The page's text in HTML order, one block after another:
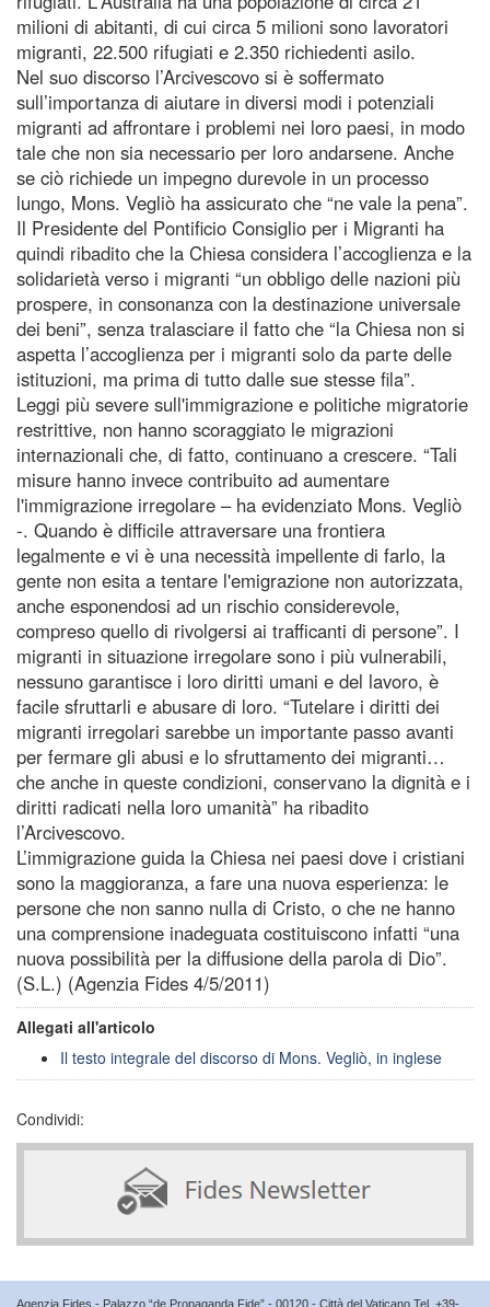
milioni di abitanti, di cui circa 5 milioni sono lavoratori
migranti, 22.500 rifugiati e 2.350 richiedenti asilo.
Nel suo discorso l’Arcivescovo si è soffermato
sull’importanza di aiutare in diversi modi i potenziali
migranti ad affrontare i problemi nei loro paesi, in modo
tale che non sia necessario per loro andarsene. Anche
se ciò richiede un impegno durevole in un processo
lungo, Mons. Vegliò ha assicurato che “ne vale la pena”.
Il Presidente del Pontificio Consiglio per i Migranti ha
quindi ribadito che la Chiesa considera l’accoglienza e la
solidarietà verso i migranti “un obbligo delle nazioni più
prospere, in consonanza con la destinazione universale
dei beni”, senza tralasciare il fatto che “la Chiesa non si
aspetta l’accoglienza per i migranti solo da parte delle
istituzioni, ma prima di tutto dalle sue stesse fila”.
Leggi più severe sull'immigrazione e politiche migratorie
restrittive, non hanno scoraggiato le migrazioni
internazionali che, di fatto, continuano a crescere. “Tali
misure hanno invece contribuito ad aumentare
l'immigrazione irregolare – ha evidenziato Mons. Vegliò
-. Quando è difficile attraversare una frontiera
legalmente e vi è una necessità impellente di farlo, la
gente non esita a tentare l'emigrazione non autorizzata,
anche esponendosi ad un rischio considerevole,
compreso quello di rivolgersi ai trafficanti di persone”. I
migranti in situazione irregolare sono i più vulnerabili,
nessuno garantisce i loro diritti umani e del lavoro, è
facile sfruttarli e abusare di loro. “Tutelare i diritti dei
migranti irregolari sarebbe un importante passo avanti
per fermare gli abusi e lo sfruttamento dei migranti…
che anche in queste condizioni, conservano la dignità e i
diritti radicati nella loro umanità” ha ribadito
l’Arcivescovo.
L’immigrazione guida la Chiesa nei paesi dove i cristiani
sono la maggioranza, a fare una nuova esperienza: le
persone che non sanno nulla di Cristo, o che ne hanno
una comprensione inadeguata costituiscono infatti “una
nuova possibilità per la diffusione della parola di Dio”.
(S.L.) (Agenzia Fides 4/5/2011)
Allegati all'articolo
Il testo integrale del discorso di Mons. Vegliò, in inglese
Condividi:
Agenzia Fides - Palazzo “de Propaganda Fide” - 00120 - Città del Vaticano Tel. +39-